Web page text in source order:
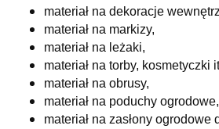
materiał na dekoracje
materiał na markizy,
materiał na leżaki,
materiał na torby, kosmetyczki
materiał na obrusy,
materiał na poduchy ogrodowe,
materiał na zasłony ogrodowe